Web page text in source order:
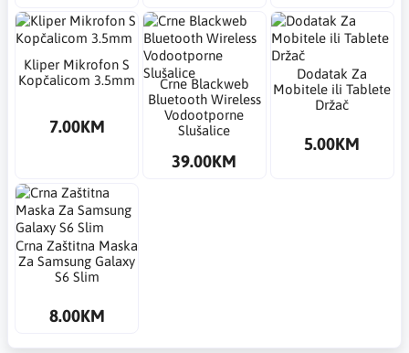
Kliper Mikrofon S
Kopčalicom 3.5mm
7.00KM
Crne Blackweb
Bluetooth Wireless
Vodootporne
Slušalice
39.00KM
Dodatak Za
Mobitele ili Tablete
Držač
5.00KM
Crna Zaštitna Maska
Za Samsung Galaxy
S6 Slim
8.00KM